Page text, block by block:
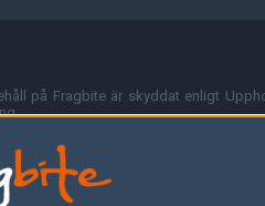
på Fragbite är skyddat enligt
representerar varje enskild
Fredric Bohlin. För frågor rörande